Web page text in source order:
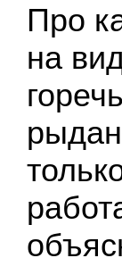
Про
на